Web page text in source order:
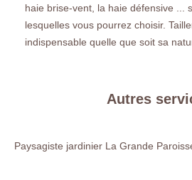
haie brise-vent, la haie défensive ...
lesquelles vous pourrez choisir.
indispensable quelle que soit sa
Autres
Paysagiste jardinier La Grande